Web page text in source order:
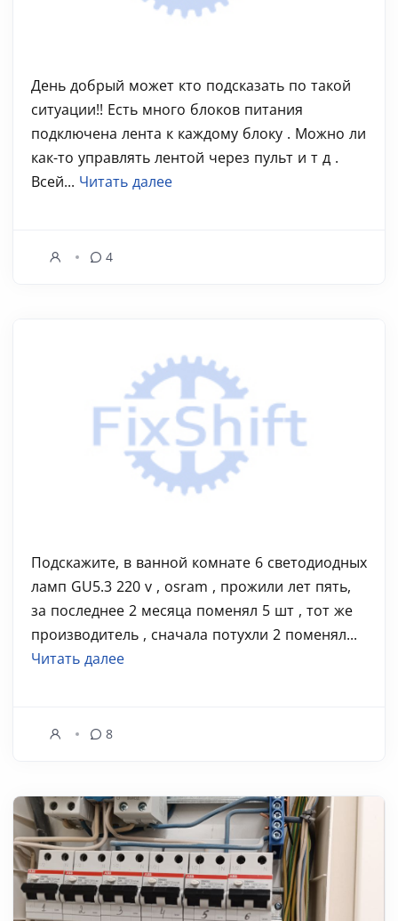
День добрый может кто подсказать по такой
ситуации!! Есть много блоков питания
подключена лента к каждому блоку . Можно ли
как-то управлять лентой через пульт и т д .
Всей... Читать далее
4
Подскажите, в ванной комнате 6 светодиодных
ламп GU5.3 220 v , osram , прожили лет пять,
за последнее 2 месяца поменял 5 шт , тот же
производитель , сначала потухли 2 поменял...
Читать далее
8